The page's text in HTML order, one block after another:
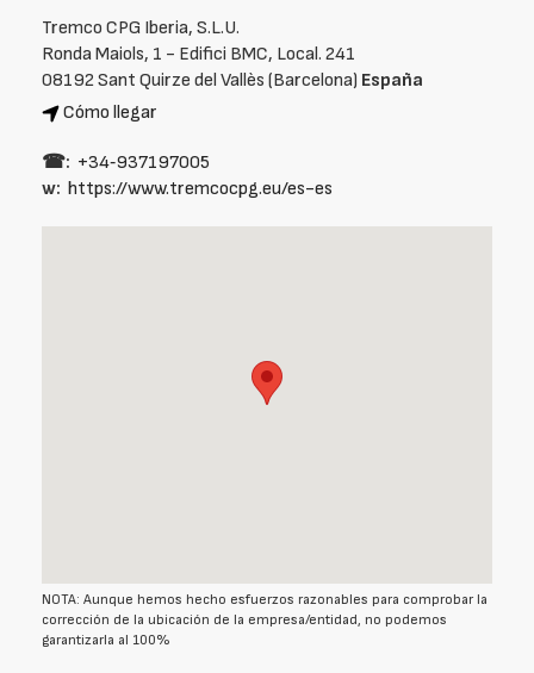
Tremco CPG Iberia, S.L.U.
Ronda Maiols, 1 - Edifici BMC, Local. 241
08192 Sant Quirze del Vallès (Barcelona) España
Cómo llegar
☎: +34‑937197005
w: https://www.tremcocpg.eu/es-es
NOTA: Aunque hemos hecho esfuerzos razonables para comprobar la
corrección de la ubicación de la empresa/entidad, no podemos
garantizarla al 100%